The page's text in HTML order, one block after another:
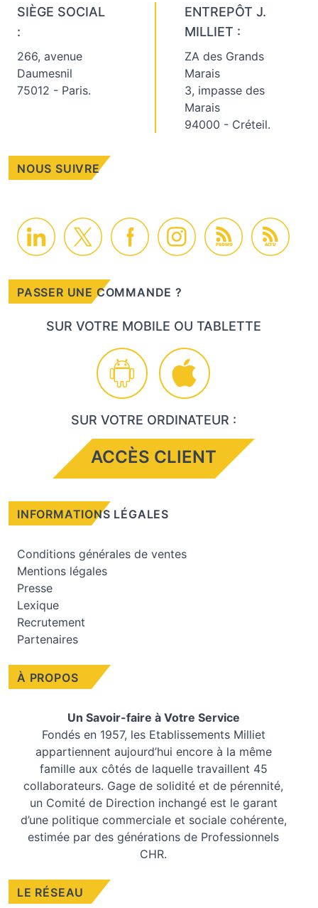
À PROPOS
Un Savoir-faire à Votre Service
Fondés en 1957, les Etablissements Milliet
appartiennent aujourd’hui encore à la même
famille aux côtés de laquelle travaillent 45
collaborateurs. Gage de solidité et de pérennité,
un Comité de Direction inchangé est le garant
d’une politique commerciale et sociale cohérente,
estimée par des générations de Professionnels
CHR.
LE RÉSEAU
SIÈGE SOCIAL
:
266, avenue
Daumesnil
75012 - Paris.
ENTREPÔT J.
MILLIET :
ZA des Grands
Marais
3, impasse des
Marais
94000 - Créteil.
NOUS SUIVRE
PROMO ACTU
PASSER UNE COMMANDE ?
SUR VOTRE MOBILE OU TABLETTE
SUR VOTRE ORDINATEUR :
ACCÈS CLIENT
INFORMATIONS LÉGALES
Conditions générales de ventes
Mentions légales
Presse
Lexique
Recrutement
Partenaires